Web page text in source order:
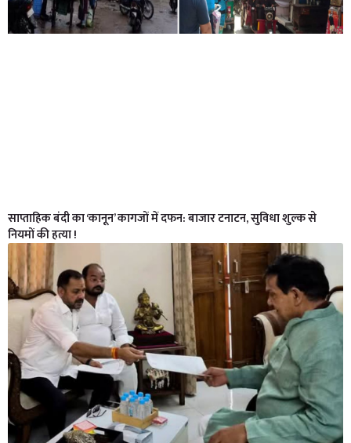
साप्ताहिक बंदी का ‘कानून’ कागजों में दफन: बाजार टनाटन, सुविधा शुल्क से
नियमों की हत्या !